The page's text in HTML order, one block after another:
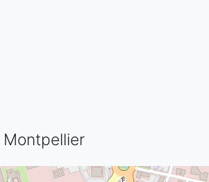
Montpellier